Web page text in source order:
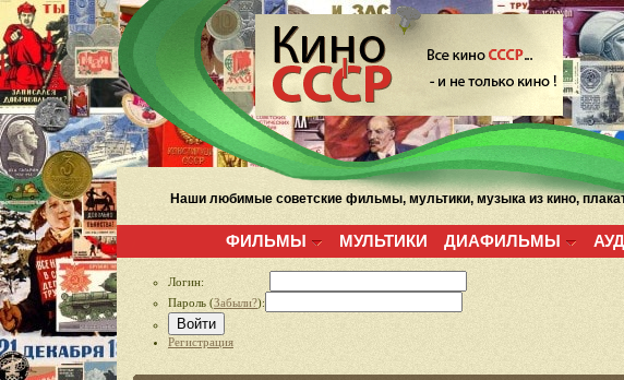
Наши любимые советские фильмы, мультики, музыка из кино,
ФИЛЬМЫ МУЛЬТИКИ ДИАФИЛЬМЫ
Логин:
Пароль (Забыли?):
Войти
Регистрация